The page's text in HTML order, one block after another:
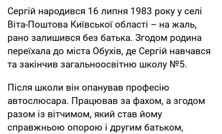
Сергій народився 16 липня 1983 року у селі
Віта-Поштова Київської області – на жаль,
рано залишився без батька. Згодом родина
переїхала до міста Обухів, де Сергій навчався
та закінчив загальноосвітню школу №5.
Після школи він опанував професію
автослюсара. Працював за фахом, а згодом
разом із вітчимом, який став йому
справжньою опорою і другим батьком,